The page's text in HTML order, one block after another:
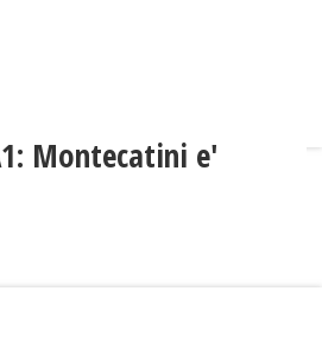
Montecatini e'